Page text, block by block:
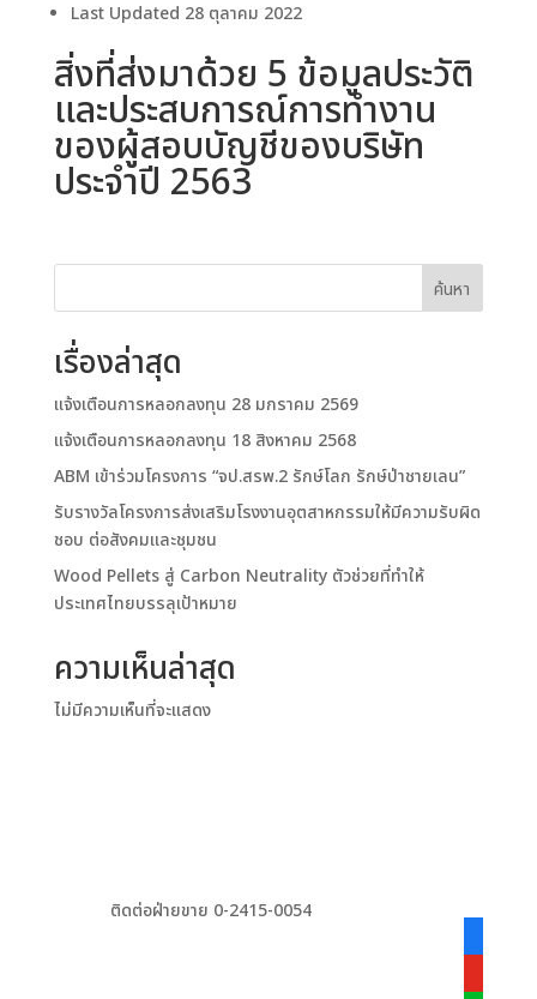
Last Updated 28 ตุลาคม 2022
สิ่งที่ส่งมาด้วย 5 ข้อมูลประวัติ
และประสบการณ์การทำงาน
ของผู้สอบบัญชีของบริษัท
ประจำปี 2563
ค้นหา
เรื่องล่าสุด
แจ้งเตือนการหลอกลงทุน 28 มกราคม 2569
แจ้งเตือนการหลอกลงทุน 18 สิงหาคม 2568
ABM เข้าร่วมโครงการ “จป.สรพ.2 รักษ์โลก รักษ์ป่าชายเลน”
รับรางวัลโครงการส่งเสริมโรงงานอุตสาหกรรมให้มีความรับผิด
ชอบ ต่อสังคมและชุมชน
Wood Pellets สู่ Carbon Neutrality ตัวช่วยที่ทำให้
ประเทศไทยบรรลุเป้าหมาย
ความเห็นล่าสุด
ไม่มีความเห็นที่จะแสดง
ติดต่อฝ่ายขาย 0-2415-0054